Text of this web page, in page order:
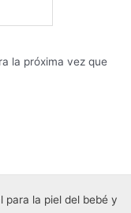
la próxima vez que
la piel del bebé y